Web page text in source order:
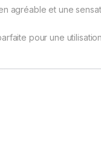
agréable et une
pour une